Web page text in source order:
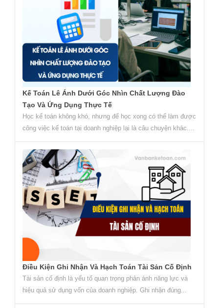
Kế Toán Lê Ánh Dưới Góc Nhìn Chất Lượng Đào
Tạo Và Ứng Dụng Thực Tế
Học kế toán không khó, nhưng để học xong có thể làm được
công việc kế toán tại doanh nghiệp lại là câu chuyện khác....
Điều Kiện Ghi Nhận Và Hạch Toán Tài Sản Cố Định
Tài sản cố định là yếu tố quan trọng phản ánh năng lực và
hiệu quả sử dụng vốn của doanh nghiệp. Ghi nhận đúng...